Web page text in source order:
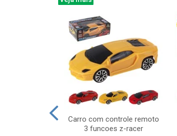
Carro com controle remoto
3 funcoes z-racer